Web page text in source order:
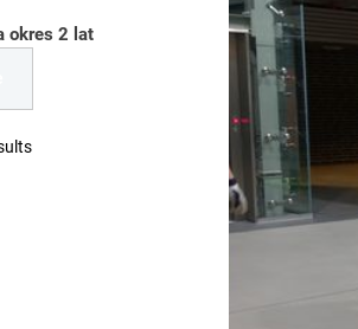
Dość komentowania kolejnych afer w
okres 2 lat